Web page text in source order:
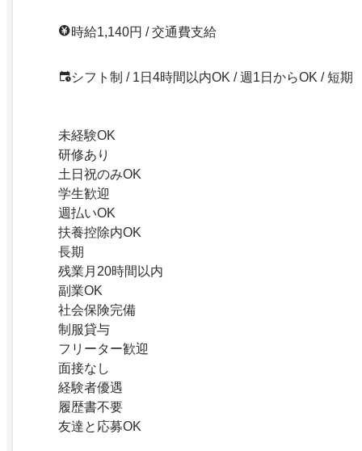
時給1,140円 / 交通費支給
シフト制 / 1日4時間以内OK / 週1日からOK / 短期
未経験OK
研修あり
土日祝のみOK
学生歓迎
週払いOK
扶養控除内OK
長期
残業月20時間以内
副業OK
社会保険完備
制服貸与
フリーター歓迎
面接なし
経験者優遇
履歴書不要
友達と応募OK